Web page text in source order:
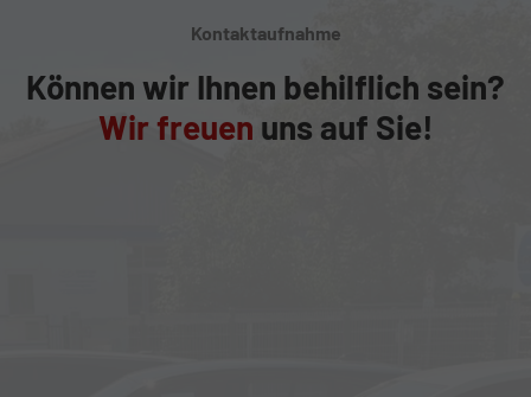
Kontaktaufnahme
Können wir Ihnen behilflich sein?
Wir freuen uns auf Sie!